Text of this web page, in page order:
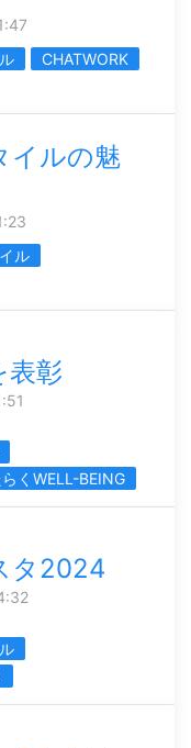
CHATWORK
イルの魅
ル
表彰
くWELL-BEING
タ2024